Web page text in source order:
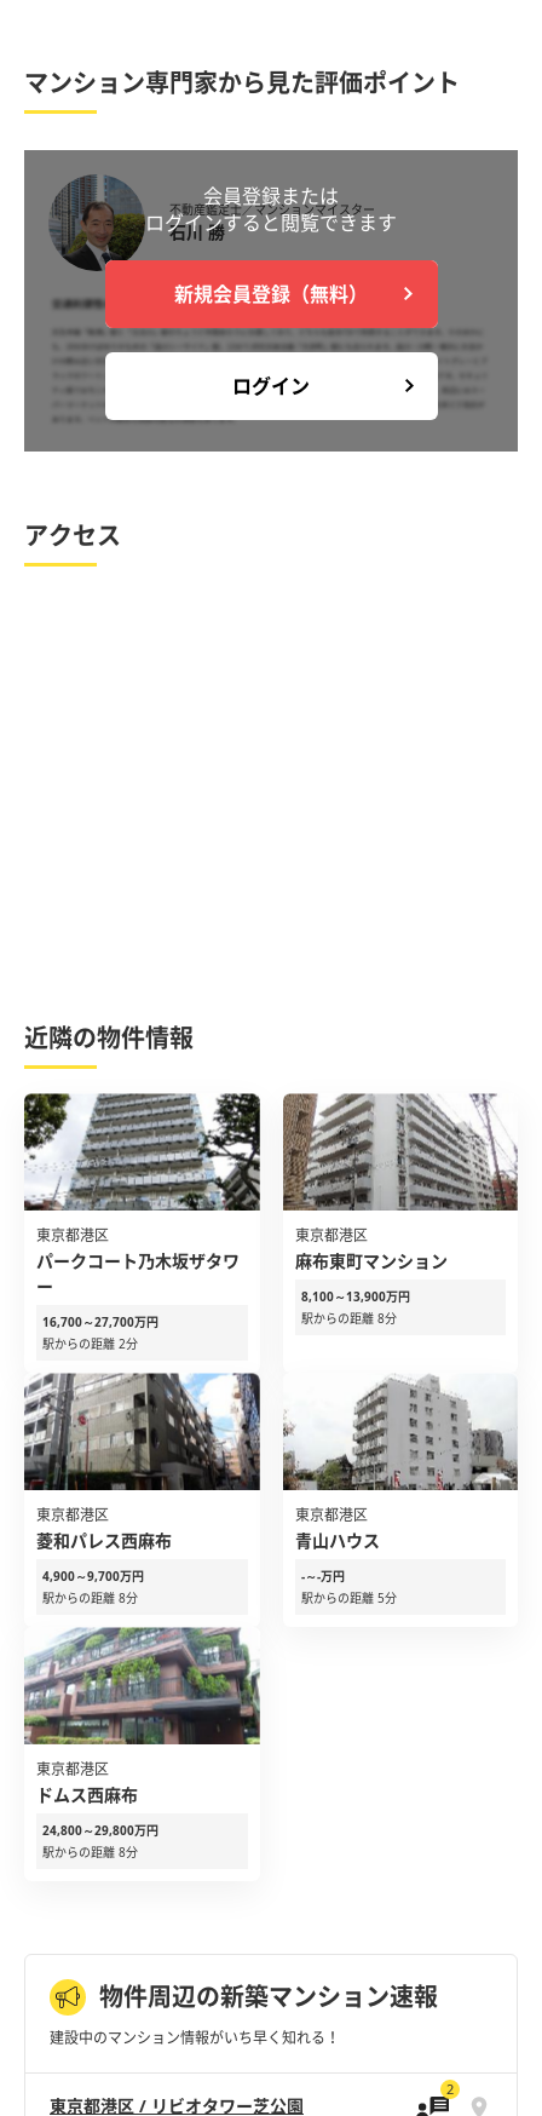
マンション専門家から見た評価ポイント
不動産鑑定士／マンションマイスター
石川 勝
会員登録または
ログインすると閲覧できます
新規会員登録（無料）
ログイン
アクセス
近隣の物件情報
東京都港区
パークコート乃木坂ザタワ
ー
16,700～27,700万円
駅からの距離 2分
東京都港区
麻布東町マンション
8,100～13,900万円
駅からの距離 8分
東京都港区
菱和パレス西麻布
4,900～9,700万円
駅からの距離 8分
東京都港区
青山ハウス
-～-万円
駅からの距離 5分
東京都港区
ドムス西麻布
24,800～29,800万円
駅からの距離 8分
物件周辺の新築マンション速報
建設中のマンション情報がいち早く知れる！
東京都港区 / リビオタワー芝公園
2